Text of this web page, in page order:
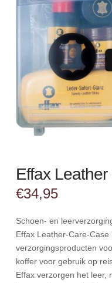
Effax
€34,95
Schoen- en
Effax Leather-Care-
verzorgingsproducten
koffer voor gebruik op
Effax verzorgen het leer,